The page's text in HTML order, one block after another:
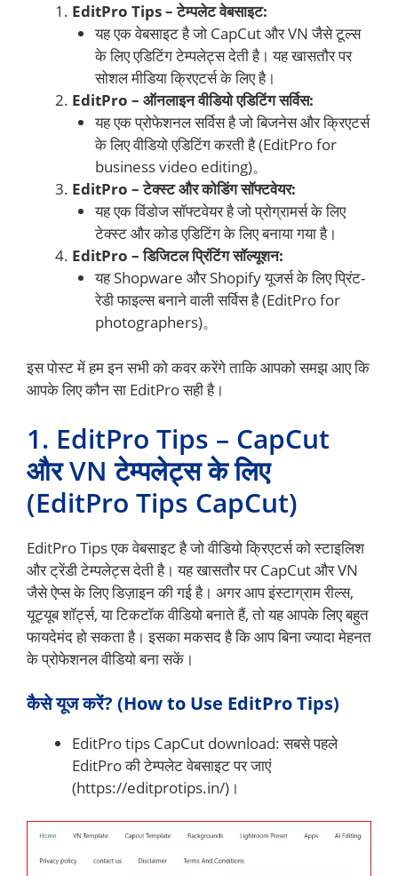
EditPro Tips – टेम्पलेट वेबसाइट:
यह एक वेबसाइट है जो CapCut और VN जैसे टूल्स
के लिए एडिटिंग टेम्पलेट्स देती है। यह खासतौर पर
सोशल मीडिया क्रिएटर्स के लिए है।
EditPro – ऑनलाइन वीडियो एडिटिंग सर्विस:
यह एक प्रोफेशनल सर्विस है जो बिजनेस और क्रिएटर्स
के लिए वीडियो एडिटिंग करती है (EditPro for
business video editing)。
EditPro – टेक्स्ट और कोडिंग सॉफ्टवेयर:
यह एक विंडोज सॉफ्टवेयर है जो प्रोग्रामर्स के लिए
टेक्स्ट और कोड एडिटिंग के लिए बनाया गया है।
EditPro – डिजिटल प्रिंटिंग सॉल्यूशन:
यह Shopware और Shopify यूजर्स के लिए प्रिंट-
रेडी फाइल्स बनाने वाली सर्विस है (EditPro for
photographers)。
इस पोस्ट में हम इन सभी को कवर करेंगे ताकि आपको समझ आए कि
आपके लिए कौन सा EditPro सही है।
1. EditPro Tips – CapCut
और VN टेम्पलेट्स के लिए
(EditPro Tips CapCut)
EditPro Tips एक वेबसाइट है जो वीडियो क्रिएटर्स को स्टाइलिश
और ट्रेंडी टेम्पलेट्स देती है। यह खासतौर पर CapCut और VN
जैसे ऐप्स के लिए डिज़ाइन की गई है। अगर आप इंस्टाग्राम रील्स,
यूट्यूब शॉर्ट्स, या टिकटॉक वीडियो बनाते हैं, तो यह आपके लिए बहुत
फायदेमंद हो सकता है। इसका मकसद है कि आप बिना ज्यादा मेहनत
के प्रोफेशनल वीडियो बना सकें।
कैसे यूज करें? (How to Use EditPro Tips)
EditPro tips CapCut download: सबसे पहले
EditPro की टेम्पलेट वेबसाइट पर जाएं
(https://editprotips.in/)।